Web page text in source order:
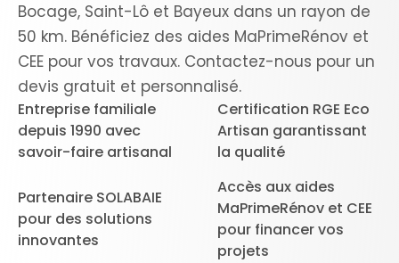
Bocage, Saint-Lô et Bayeux dans un rayon de
50 km. Bénéficiez des aides MaPrimeRénov et
CEE pour vos travaux. Contactez-nous pour un
devis gratuit et personnalisé.
Entreprise familiale
depuis 1990 avec
savoir-faire artisanal
Certification RGE Eco
Artisan garantissant
la qualité
Partenaire SOLABAIE
pour des solutions
innovantes
Accès aux aides
MaPrimeRénov et CEE
pour financer vos
projets